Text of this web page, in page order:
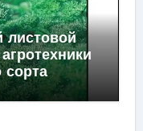
листовой
сорта